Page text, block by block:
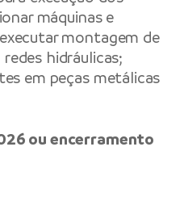
máquinas e
montagem de
hidráulicas;
em peças metálicas
ou encerramento